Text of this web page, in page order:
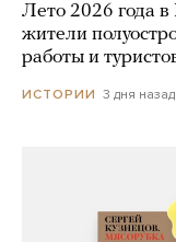
Лето 2026 года
жители
работы и
ИСТОРИИ 3 дня назад